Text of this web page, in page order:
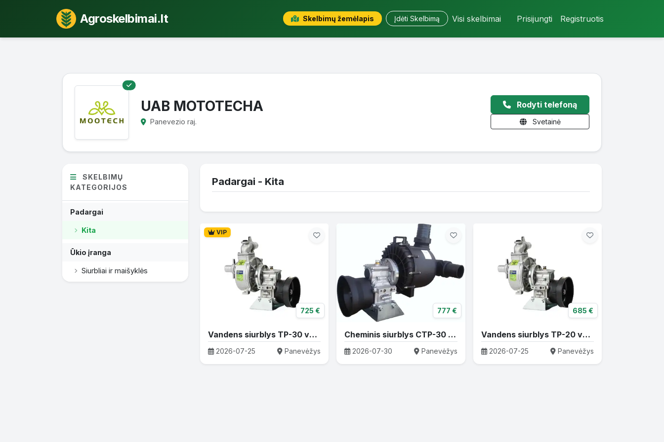
Agroskelbimai.lt Skelbimų žemėlapis Įdėti Skelbimą Visi skelbimai Prisijungti Registruotis
UAB MOTOTECHA
Panevezio raj.
Rodyti telefoną
Svetainė
SKELBIMŲ
KATEGORIJOS
Padargai
Kita
Ūkio įranga
Siurbliai ir maišyklės
Padargai - Kita
VIP
725 €
Vandens siurblys TP-30 varomas traktoriaus darbiniu velenu
2026-07-25 Panevėžys
777 €
Cheminis siurblys CTP-30 varomas traktoriaus darbiniu velenu
2026-07-30 Panevėžys
685 €
Vandens siurblys TP-20 varomas traktoriaus darbiniu velenu
2026-07-25 Panevėžys